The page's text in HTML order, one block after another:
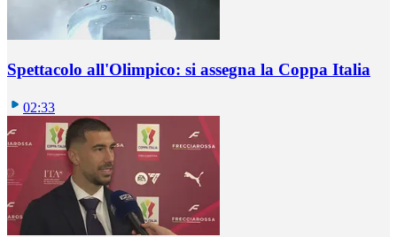
Spettacolo all'Olimpico: si assegna la Coppa Italia
02:33